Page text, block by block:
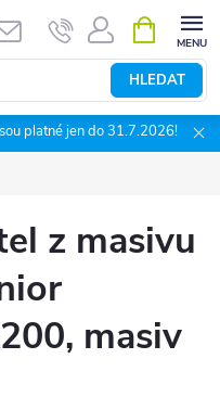
HLEDAT
NÁKUPNÍ
KOŠÍK
platné jen do 31.7.2026!
z masivu
masiv